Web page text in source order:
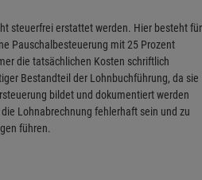
steuerfrei erstattet werden. Hier besteht für
Pauschalbesteuerung mit 25 Prozent
die tatsächlichen Kosten schriftlich
Bestandteil der Lohnbuchführung, da sie
bildet und dokumentiert werden
Lohnabrechnung fehlerhaft sein und zu
führen.